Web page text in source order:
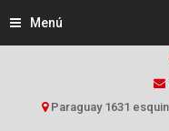
Menú
Paraguay 1631